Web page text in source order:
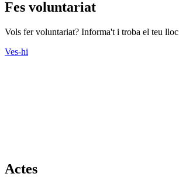
Fes voluntariat
Vols fer voluntariat? Informa't i troba el teu lloc
Ves-hi
Actes